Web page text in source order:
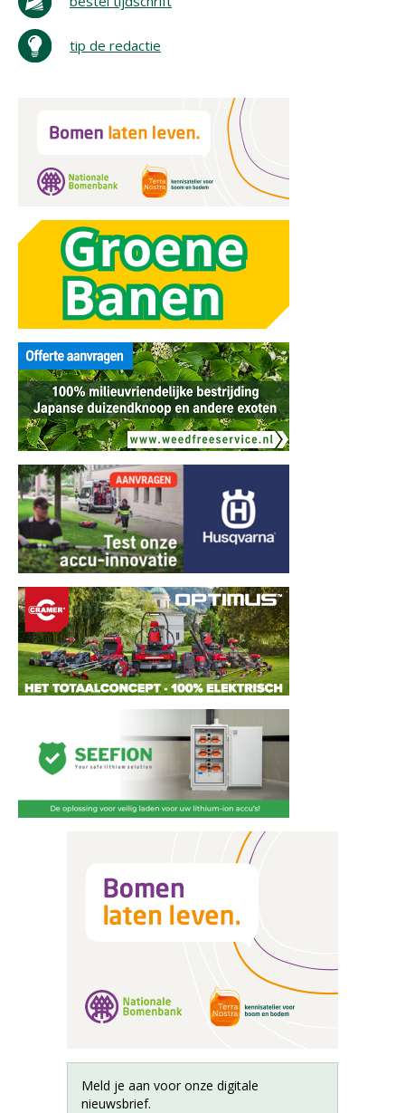
tip de redactie
Meld je aan voor onze digitale
nieuwsbrief.